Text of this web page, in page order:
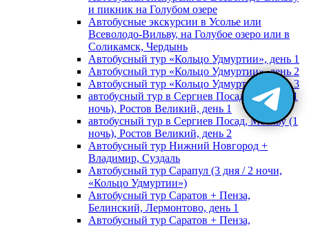
и пикник на Голубом озере
Автобусные экскурсии в Усолье или
Всеволодо-Вильву, на Голубое озеро или в
Соликамск, Чердынь
Автобусный тур «Кольцо Удмуртии», день 1
Автобусный тур «Кольцо Удмуртии», день 2
Автобусный тур «Кольцо Удмуртии», день 3
автобусный тур в Сергиев Посад, Москву (1
ночь), Ростов Великий, день 1
автобусный тур в Сергиев Посад, Москву (1
ночь), Ростов Великий, день 2
Автобусный тур Нижний Новгород +
Владимир, Суздаль
Автобусный тур Сарапул (3 дня / 2 ночи,
«Кольцо Удмуртии»)
Автобусный тур Саратов + Пенза,
Белинский, Лермонтово, день 1
Автобусный тур Саратов + Пенза,